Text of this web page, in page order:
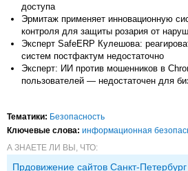
доступа
Эрмитаж применяет инновационную
контроля для защиты розария от
Эксперт SafeERP Кулешова:
систем постфактум недостаточно
Эксперт: ИИ против мошенников в
пользователей — недостаточен для
Тематики: Безопасность
Ключевые слова: информационная
А ЗНАЕТЕ ЛИ ВЫ, ЧТО:
Прдовижение сайтов Санкт-Петербург